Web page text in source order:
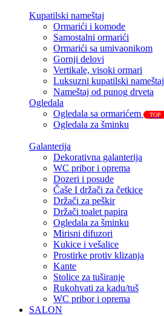
Kupatilski nameštaj
Ormarići i komode
Samostalni ormarići
Ormarići sa umivaonikom
Gornji delovi
Vertikale, visoki ormari
Luksuzni kupatilski nameštaj
Nameštaj od punog drveta
Ogledala
Ogledala sa ormarićem
TOP
Ogledala za šminku
Galanterija
Dekorativna galanterija
WC pribor i oprema
Dozeri i posude
Čaše I držači za četkice
Držači za peškir
Držači toalet papira
Ogledala za šminku
Mirisni difuzori
Kukice i vešalice
Prostirke protiv klizanja
Kante
Stolice za tuširanje
Rukohvati za kadu/tuš
WC pribor i oprema
SALON